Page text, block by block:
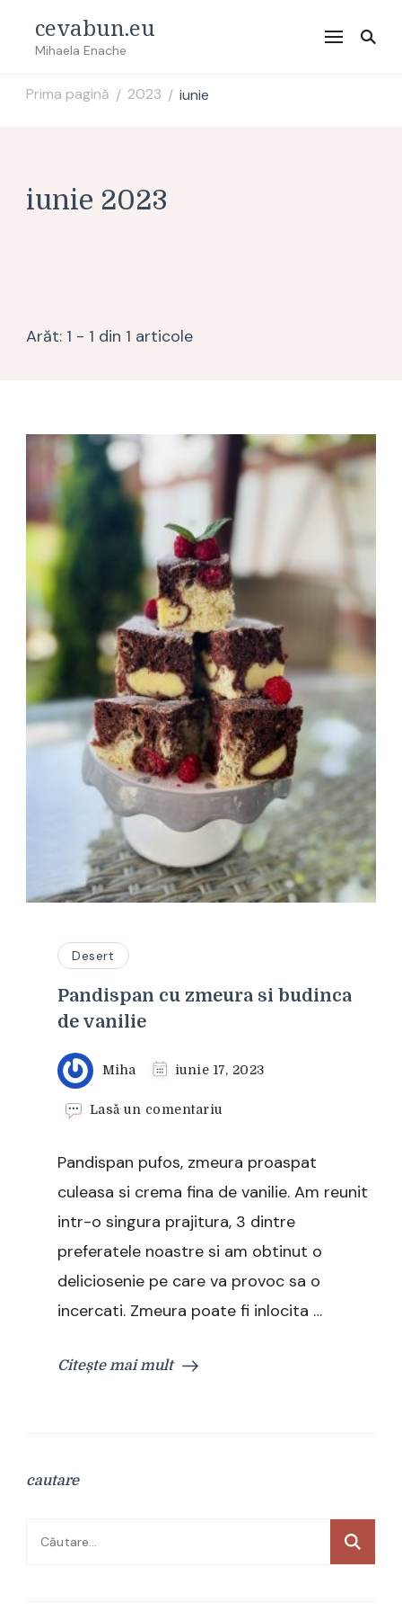
cevabun.eu
Mihaela Enache
Prima pagină / 2023 / iunie
iunie 2023
Arăt: 1 - 1 din 1 articole
Desert
Pandispan cu zmeura si budinca
de vanilie
Miha iunie 17, 2023
Lasă un comentariu
zmeura
si
de
Pandispan pufos, zmeura proaspat
culeasa si crema fina de vanilie. Am reunit
intr-o singura prajitura, 3 dintre
preferatele noastre si am obtinut o
deliciosenie pe care va provoc sa o
incercati. Zmeura poate fi inlocita …
Citește mai mult
cautare
Caută